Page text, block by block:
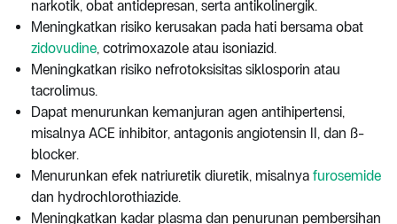
narkotik, obat antidepresan, serta antikolinergik.
Meningkatkan risiko kerusakan pada hati bersama obat
zidovudine, cotrimoxazole atau isoniazid.
Meningkatkan risiko nefrotoksisitas siklosporin atau
tacrolimus.
Dapat menurunkan kemanjuran agen antihipertensi,
misalnya ACE inhibitor, antagonis angiotensin II, dan ß-
blocker.
Menurunkan efek natriuretik diuretik, misalnya furosemide
dan hydrochlorothiazide.
Meningkatkan kadar plasma dan penurunan pembersihan